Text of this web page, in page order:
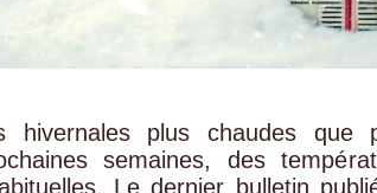
hivernales plus chaudes que
semaines, des
Le dernier bulletin